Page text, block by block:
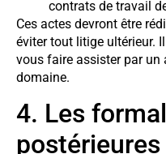
contrats de travail
Ces actes devront être
éviter tout litige ultérieur.
vous faire assister par un
domaine.
4. Les